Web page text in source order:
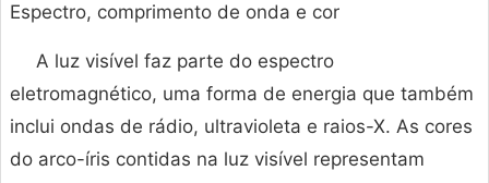
Espectro, comprimento de onda e cor
A luz visível faz parte do espectro
eletromagnético, uma forma de energia que também
inclui ondas de rádio, ultravioleta e raios-X. As cores
do arco-íris contidas na luz visível representam